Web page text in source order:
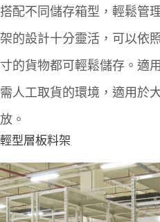
搭配不同儲存箱型，輕鬆管
架的設計十分靈活，可以依
寸的貨物都可輕鬆儲存。適
需人工取貨的環境，適用於
放。
輕型層板料架